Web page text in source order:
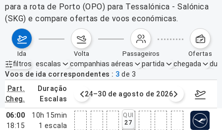
para a rota de Porto (OPO) para Tessalónica - Salónica
(SKG) e compare ofertas de voos económicas.
ida volta passageiros ofertas
filtros
Filtros ativos nenhum
escalas companhias aéreas partida chegada
Voos de ida correspondentes
3 de 3
part.
cheg.
duração
escalas
agosto de 2026 24–30 de agosto de 2026 31/08/
06:00
18:15
10h 15min
1 escala
QUI
27